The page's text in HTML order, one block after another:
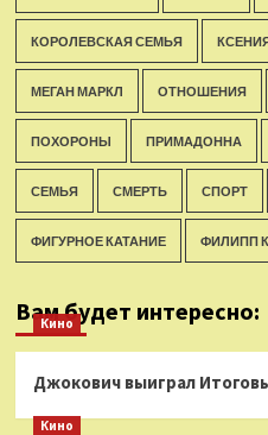
КОРОЛЕВСКАЯ СЕМЬЯ
МЕГАН МАРКЛ ОТНОШЕНИЯ
ПОХОРОНЫ ПРИМАДОННА
СЕМЬЯ СМЕРТЬ СПОРТ
ФИГУРНОЕ КАТАНИЕ ФИЛИПП
Вам будет интересно:
Кино
Джокович выиграл
Кино